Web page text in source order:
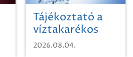
Tájékoztató a
víztakarékos
vízhasználatról
2026.08.04.